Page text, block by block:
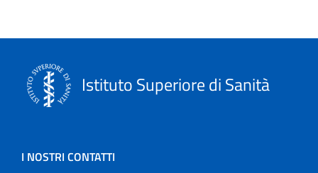
Istituto Superiore di Sanità
I NOSTRI CONTATTI